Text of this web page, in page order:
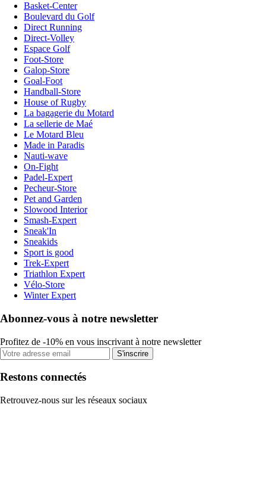
Basket-Center
Boulevard du Golf
Direct Running
Direct-Volley
Espace Golf
Foot-Store
Galop-Store
Goal-Foot
Handball-Store
House of Rugby
La bagagerie du Motard
La sellerie de Maé
Le Motard Bleu
Made in Paradis
Nauti-wave
On-Fight
Padel-Expert
Pecheur-Store
Pet and Garden
Slowood Interior
Smash-Expert
Sneak'In
Sneakids
Sport is good
Trek-Expert
Triathlon Expert
Vélo-Store
Winter Expert
Abonnez-vous à notre newsletter
Profitez de -10% en vous inscrivant à notre newsletter
S'inscrire
Restons connectés
Retrouvez-nous sur les réseaux sociaux